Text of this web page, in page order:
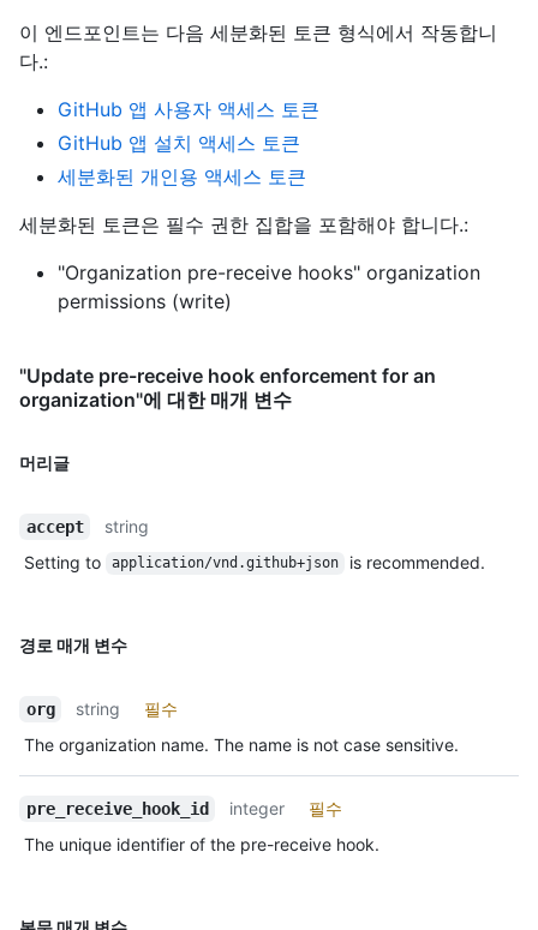
이 엔드포인트는 다음 세분화된 토큰 형식에서 작동합니
다.:
GitHub 앱 사용자 액세스 토큰
GitHub 앱 설치 액세스 토큰
세분화된 개인용 액세스 토큰
세분화된 토큰은 필수 권한 집합을 포함해야 합니다.:
"Organization pre-receive hooks" organization
permissions (write)
"Update pre-receive hook enforcement for an
organization"에 대한 매개 변수
머리글
accept
string
Setting to
application/vnd.github+json is recommended.
경로 매개 변수
org string
필수
The organization name. The name is not case sensitive.
pre_receive_hook_id integer
필수
The unique identifier of the pre-receive hook.